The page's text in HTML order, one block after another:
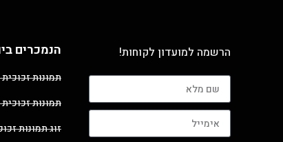
הרשמה למועדון לקוחות! הנמכרים
תמונות
תמונות
זוג תמונות